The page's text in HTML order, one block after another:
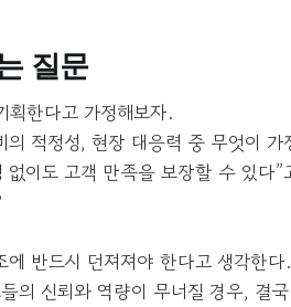
질문
한다고 가정해보자.
적정성, 현장 대응력 중 무엇이 가
없이도 고객 만족을 보장할 수 있다
반드시 던져져야 한다고 생각한다.
의 신뢰와 역량이 무너질 경우, 결